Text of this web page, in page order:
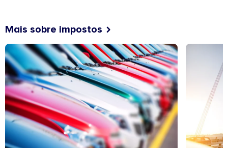
Mais sobre impostos